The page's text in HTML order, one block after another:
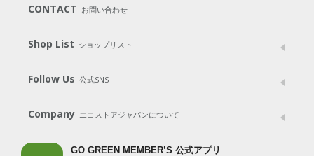
Goods （グッズ）
Gift set
CONTACT お問い合わせ
Shop List ショップリスト
Shop List
Follow Us 公式SNS
LINE＠ Instagram Facebook
Company エコストアジャパンについて
会社案内 ご利用規約
プライバシーポリシー
GO GREEN MEMBER’S 公式アプリ